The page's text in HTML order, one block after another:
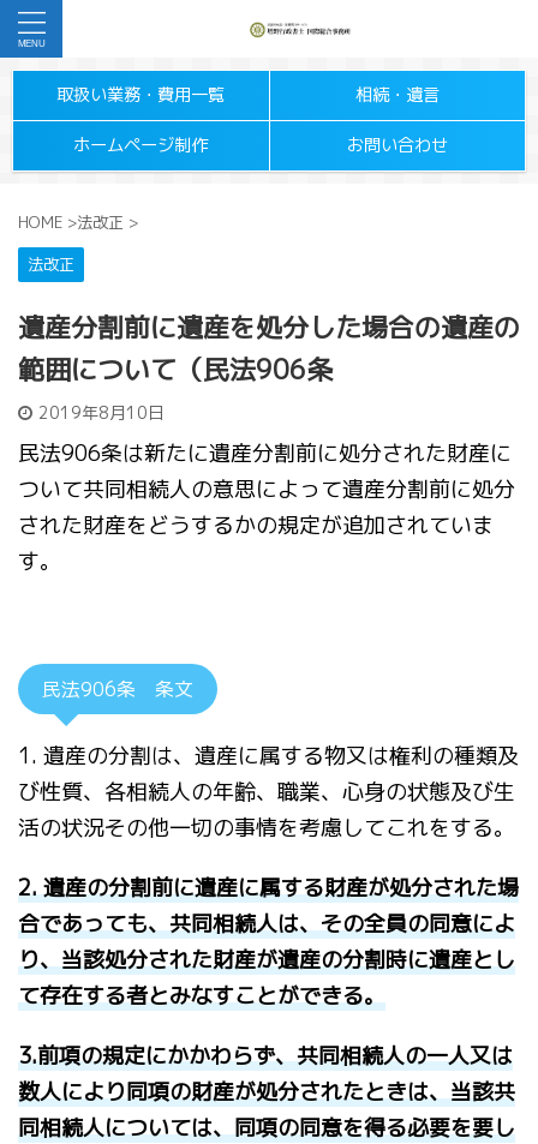
取扱い業務・費用一覧 相続・遺言
ホームページ制作 お問い合わせ
HOME >法改正 >
法改正
遺産分割前に遺産を処分した場合の遺産の
範囲について（民法906条
2019年8月10日
民法906条は新たに遺産分割前に処分された財産に
ついて共同相続人の意思によって遺産分割前に処分
された財産をどうするかの規定が追加されていま
す。
民法906条 条文
1. 遺産の分割は、遺産に属する物又は権利の種類及
び性質、各相続人の年齢、職業、心身の状態及び生
活の状況その他一切の事情を考慮してこれをする。
2. 遺産の分割前に遺産に属する財産が処分された場
合であっても、共同相続人は、その全員の同意によ
り、当該処分された財産が遺産の分割時に遺産とし
て存在する者とみなすことができる。
3.前項の規定にかかわらず、共同相続人の一人又は
数人により同項の財産が処分されたときは、当該共
同相続人については、同項の同意を得る必要を要し